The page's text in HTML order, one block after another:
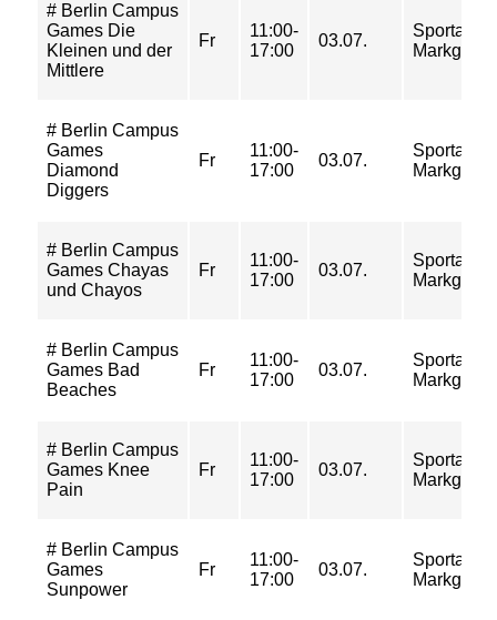
# Berlin Campus
Games Die
Kleinen und der
Mittlere
Fr
11:00-
17:00
03.07.
# Berlin Campus
Games
Diamond
Diggers
Fr
11:00-
17:00
03.07.
# Berlin Campus
Games Chayas
und Chayos
Fr
11:00-
17:00
03.07.
# Berlin Campus
Games Bad
Beaches
Fr
11:00-
17:00
03.07.
# Berlin Campus
Games Knee
Pain
Fr
11:00-
17:00
03.07.
# Berlin Campus
Games
Sunpower
Fr
11:00-
17:00
03.07.